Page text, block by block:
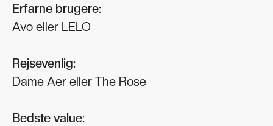
Erfarne brugere:
Avo eller LELO
Rejsevenlig:
Dame Aer eller The Rose
Bedste value: